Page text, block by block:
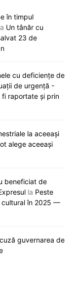
în timpul
Un tânăr cu
23 de
cu deficiențe de
de urgență -
fi raportate și prin
la aceeași
alege aceeași
beneficiat de
la Peste
cultural în 2025 —
guvernarea de